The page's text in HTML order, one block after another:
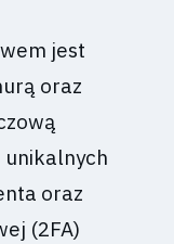
jest
oraz
oraz
(2FA)